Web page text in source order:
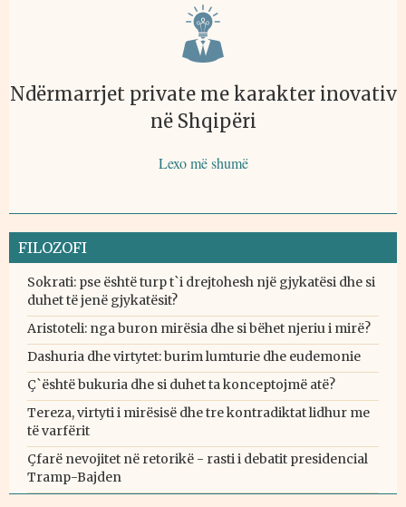
Ndërmarrjet private me karakter inovativ
në Shqipëri
Lexo më shumë
FILOZOFI
Sokrati: pse është turp t`i drejtohesh një gjykatësi dhe si
duhet të jenë gjykatësit?
Aristoteli: nga buron mirësia dhe si bëhet njeriu i mirë?
Dashuria dhe virtytet: burim lumturie dhe eudemonie
Ç`është bukuria dhe si duhet ta konceptojmë atë?
Tereza, virtyti i mirësisë dhe tre kontradiktat lidhur me
të varfërit
Çfarë nevojitet në retorikë - rasti i debatit presidencial
Tramp-Bajden